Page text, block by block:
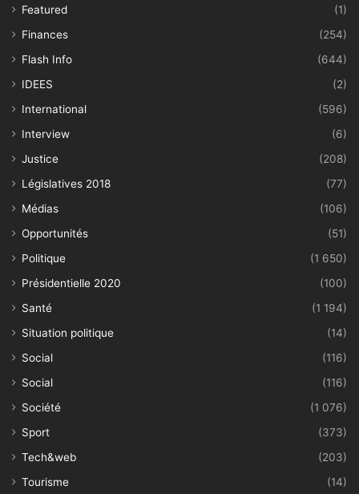
Featured
(1)
Finances
(254)
Flash Info
(644)
IDEES
(2)
International
(596)
Interview
(6)
Justice
(208)
Législatives 2018
(77)
Médias
(106)
Opportunités
(51)
Politique
(1 650)
Présidentielle 2020
(100)
Santé
(1 194)
Situation politique
(14)
Social
(116)
Social
(116)
Société
(1 076)
Sport
(373)
Tech&web
(203)
Tourisme
(14)